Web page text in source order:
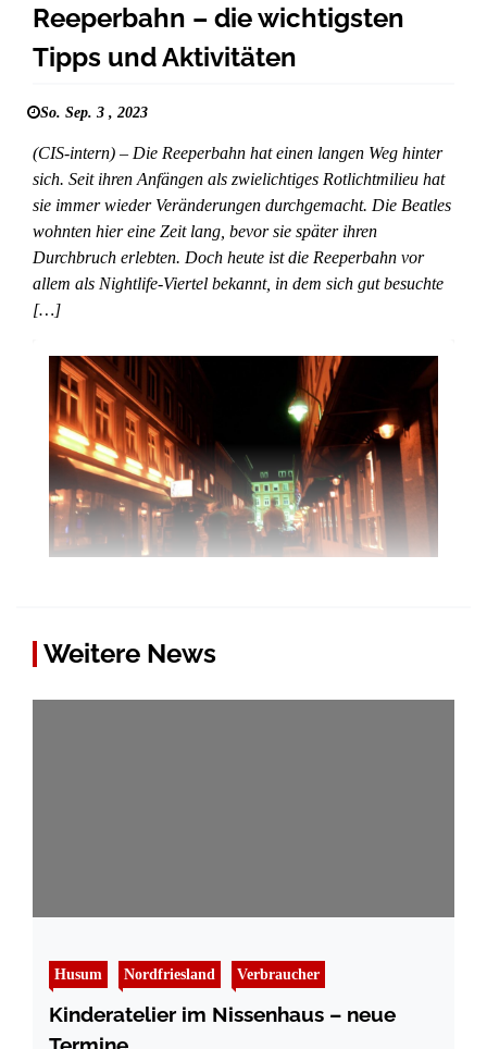
Reeperbahn – die wichtigsten
Tipps und Aktivitäten
So. Sep. 3 , 2023
(CIS-intern) – Die Reeperbahn hat einen langen Weg hinter
sich. Seit ihren Anfängen als zwielichtiges Rotlichtmilieu hat
sie immer wieder Veränderungen durchgemacht. Die Beatles
wohnten hier eine Zeit lang, bevor sie später ihren
Durchbruch erlebten. Doch heute ist die Reeperbahn vor
allem als Nightlife-Viertel bekannt, in dem sich gut besuchte
[…]
Weitere News
Husum Nordfriesland Verbraucher
Kinderatelier im Nissenhaus – neue